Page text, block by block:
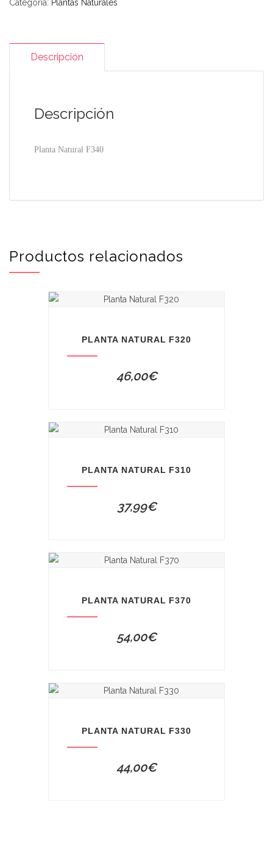
Categoría: Plantas Naturales
Descripción
Descripción
Planta Natural F340
Productos relacionados
PLANTA NATURAL F320
46,00€
PLANTA NATURAL F310
37,99€
PLANTA NATURAL F370
54,00€
PLANTA NATURAL F330
44,00€